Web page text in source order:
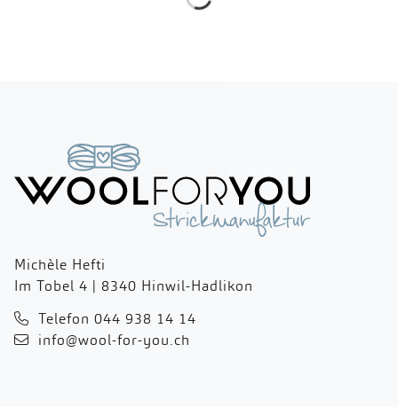
Michèle Hefti
Im Tobel 4 | 8340 Hinwil-Hadlikon
Telefon 044 938 14 14
info@wool-for-you.ch